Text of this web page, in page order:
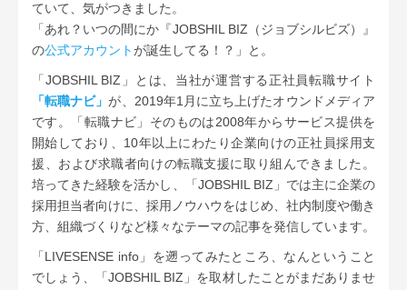
ていて、気がつきました。
「あれ？いつの間にか『JOBSHIL BIZ（ジョブシルビズ）』
の公式アカウントが誕生してる！？」と。
「JOBSHIL BIZ」とは、当社が運営する正社員転職サイト
「転職ナビ」が、2019年1月に立ち上げたオウンドメディア
です。「転職ナビ」そのものは2008年からサービス提供を
開始しており、10年以上にわたり企業向けの正社員採用支
援、および求職者向けの転職支援に取り組んできました。
培ってきた経験を活かし、「JOBSHIL BIZ」では主に企業の
採用担当者向けに、採用ノウハウをはじめ、社内制度や働き
方、組織づくりなど様々なテーマの記事を発信しています。
「LIVESENSE info」を遡ってみたところ、なんということ
でしょう、「JOBSHIL BIZ」を取材したことがまだありませ